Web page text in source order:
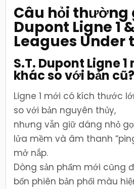
Câu hỏi thường
Dupont Ligne 1
Leagues Under
S.T. Dupont Ligne
khác so với bản cũ?
Ligne 1 mới có kích thước
so với bản nguyên thủy,
nhưng vẫn giữ dáng nhỏ
lửa mềm và âm thanh
mở nắp.
Dòng sản phẩm mới cũng
bốn phiên bản phối màu